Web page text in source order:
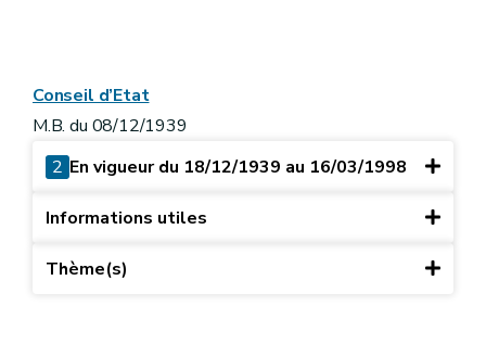
Conseil d’Etat
M.B. du 08/12/1939
2 En vigueur du 18/12/1939 au 16/03/1998
Informations utiles
Thème(s)